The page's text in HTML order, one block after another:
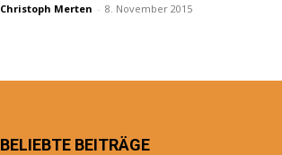
Christoph Merten - 8. November 2015
BELIEBTE BEITRÄGE